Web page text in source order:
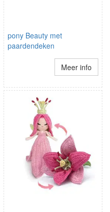
pony Beauty met
paardendeken
Meer info